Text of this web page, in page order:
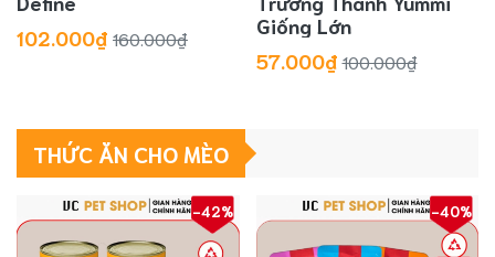
102.000₫ 160.000₫
Giống Lớn
57.000₫ 100.000₫
THỨC ĂN CHO MÈO
-42% -40%